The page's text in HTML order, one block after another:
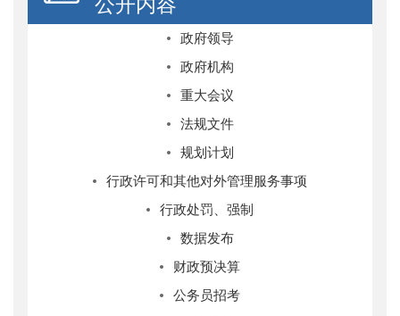
公开内容
政府领导
政府机构
重大会议
法规文件
规划计划
行政许可和其他对外管理服务事项
行政处罚、强制
数据发布
财政预决算
公务员招考